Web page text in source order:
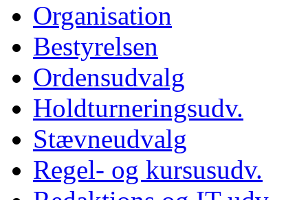
Organisation
Bestyrelsen
Ordensudvalg
Holdturneringsudv.
Stævneudvalg
Regel- og kursusudv.